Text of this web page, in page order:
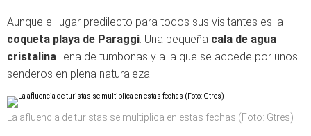
Aunque el lugar predilecto para todos sus visitantes es la
coqueta playa de Paraggi. Una pequeña cala de agua
cristalina llena de tumbonas y a la que se accede por unos
senderos en plena naturaleza.
La afluencia de turistas se multiplica en estas fechas (Foto: Gtres)